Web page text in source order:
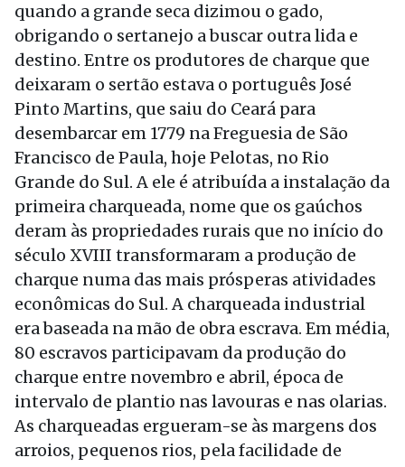
quando a grande seca dizimou o gado,
obrigando o sertanejo a buscar outra lida e
destino. Entre os produtores de charque que
deixaram o sertão estava o português José
Pinto Martins, que saiu do Ceará para
desembarcar em 1779 na Freguesia de São
Francisco de Paula, hoje Pelotas, no Rio
Grande do Sul. A ele é atribuída a instalação da
primeira charqueada, nome que os gaúchos
deram às propriedades rurais que no início do
século XVIII transformaram a produção de
charque numa das mais prósperas atividades
econômicas do Sul. A charqueada industrial
era baseada na mão de obra escrava. Em média,
80 escravos participavam da produção do
charque entre novembro e abril, época de
intervalo de plantio nas lavouras e nas olarias.
As charqueadas ergueram-se às margens dos
arroios, pequenos rios, pela facilidade de